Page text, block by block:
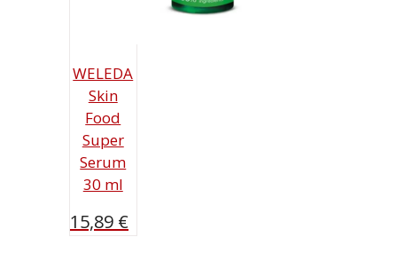
WELEDA
Skin
Food
Super
Serum
30 ml
15,89 €